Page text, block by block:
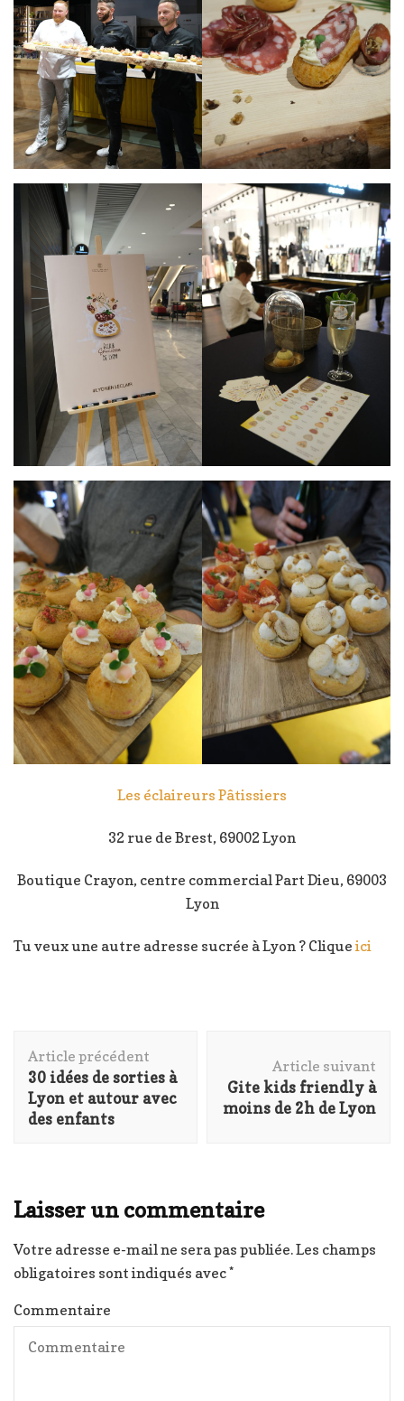
Les éclaireurs Pâtissiers
32 rue de Brest, 69002 Lyon
Boutique Crayon, centre commercial Part Dieu, 69003
Lyon
Tu veux une autre adresse sucrée à Lyon ? Cliqueici
d'article
Article précédent
30 idées de sorties à
Lyon et autour avec
des enfants
Article suivant
Gite kids friendly à
moins de 2h de Lyon
Laisser un commentaire
Votre adresse e-mail ne sera pas publiée.Les champs
obligatoires sont indiqués avec*
Commentaire